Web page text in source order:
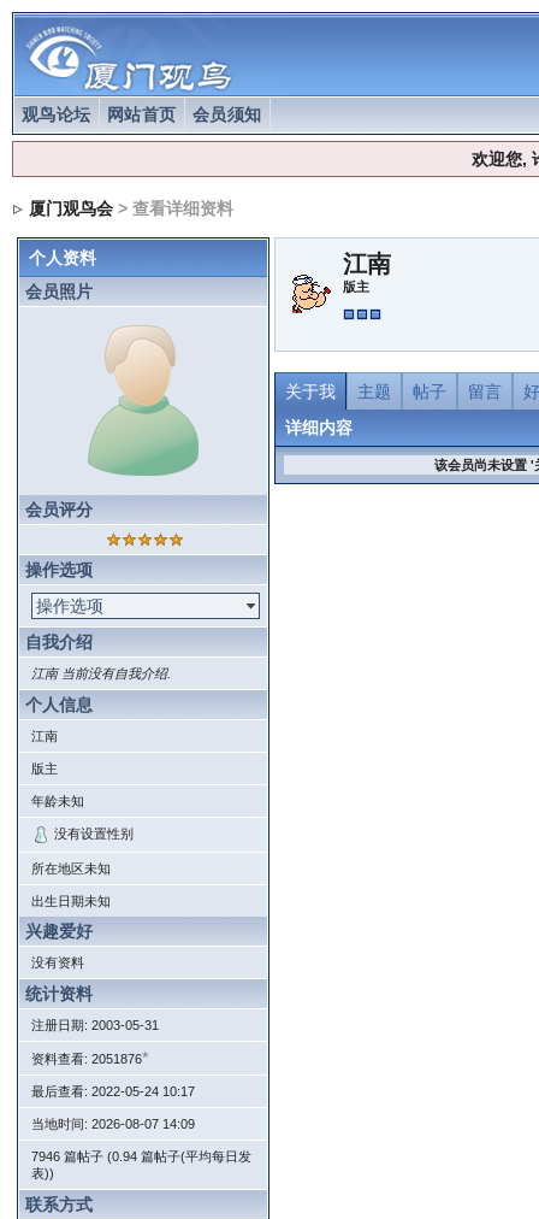
观鸟论坛 网站首页 会员须知
欢迎您,
厦门观鸟会> 查看详细资料
个人资料
会员照片
会员评分
操作选项
操作选项
自我介绍
江南 当前没有自我介绍.
个人信息
江南
版主
年龄未知
没有设置性别
所在地区未知
出生日期未知
兴趣爱好
没有资料
统计资料
注册日期: 2003-05-31
资料查看: 2051876*
最后查看: 2022-05-24 10:17
当地时间: 2026-08-07 14:09
7946 篇帖子 (0.94 篇帖子(平均每日发
表))
联系方式
江南
版主
关于我 主题 帖子 留言
详细内容
该会员尚未设置 '